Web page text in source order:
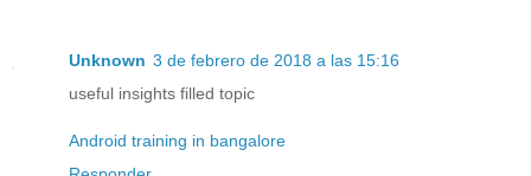
Unknown 3 de febrero de 2018 a las 15:16
useful insights filled topic
Android training in bangalore